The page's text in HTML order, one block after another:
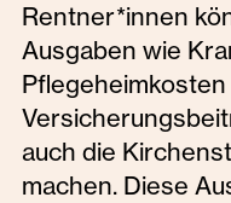
Rentner*innen
Ausgaben wie
auch die
machen. Diese